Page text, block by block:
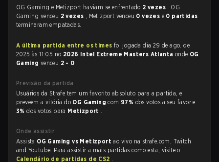
OG Gaming e Metizport haviam se enfrentado 2 vezes . OG
Gaming venceu 2 vezes , Metizport venceu 0 vezes e 0 partidas
terminaram empatadas.
A última partida entre os times foi jogada dia 29 de ago. de
2025 às 11:05 no 2026 Intel Extreme Masters Atlanta onde OG
Gaming venceu 2 - 0 .
Previsão da partida
Usuários da Strafe tem um favorito absoluto para a partida, e
preveem a vitória do OG Gamingcom 97% dos votos a seu favor e
3%dos votos para Metizport .
Onde assistir
Assista OG Gaming vs Metizportao vivo na strafe.com, Twitch
and Youtube. Para assistir a mais partidas como esta, visite o
Calendário de partidas de CS2 .